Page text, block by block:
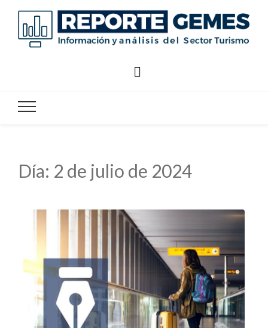
Día: 2 de julio de 2024